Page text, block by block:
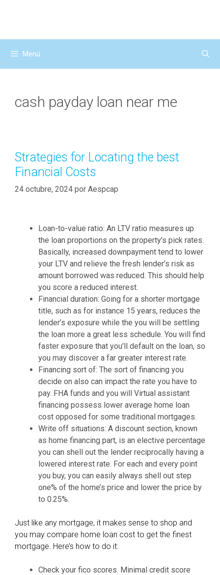
Menú
cash payday loan near me
Strategies for Locating the best
Financial Costs
24 octubre, 2024 por Aespcap
Loan-to-value ratio: An LTV ratio measures up
the loan proportions on the property’s pick rates.
Basically, increased downpayment tend to lower
your LTV and relieve the fresh lender’s risk as
amount borrowed was reduced. This should help
you score a reduced interest.
Financial duration: Going for a shorter mortgage
title, such as for instance 15 years, reduces the
lender’s exposure while the you will be settling
the loan more a great less schedule. You will find
faster exposure that you’ll default on the loan, so
you may discover a far greater interest rate.
Financing sort of: The sort of financing you
decide on also can impact the rate you have to
pay. FHA funds and you will Virtual assistant
financing possess lower average home loan
cost opposed for some traditional mortgages.
Write off situations: A discount section, known
as home financing part, is an elective percentage
you can shell out the lender reciprocally having a
lowered interest rate. For each and every point
you buy, you can easily always shell out step
one% of the home’s price and lower the price by
to 0.25%.
Just like any mortgage, it makes sense to shop and
you may compare home loan cost to get the finest
mortgage. Here’s how to do it:
Check your fico scores. Minimal credit score